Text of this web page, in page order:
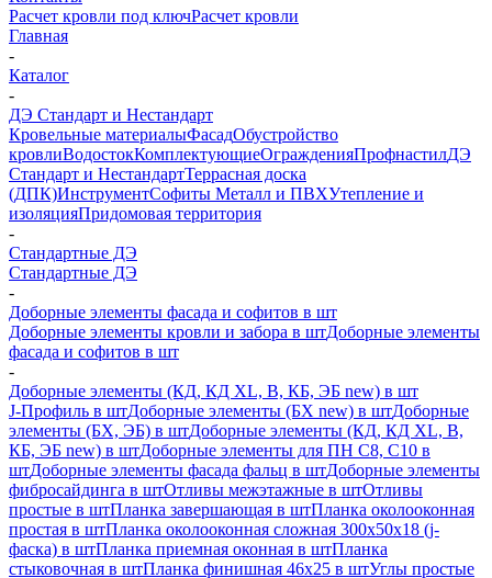
Расчет кровли под ключРасчет кровли
Главная
-
Каталог
-
ДЭ Стандарт и Нестандарт
Кровельные материалыФасадОбустройство
кровлиВодостокКомплектующиеОгражденияПрофнастилДЭ
Стандарт и НестандартТеррасная доска
(ДПК)ИнструментСофиты Металл и ПВХУтепление и
изоляцияПридомовая территория
-
Стандартные ДЭ
Стандартные ДЭ
-
Доборные элементы фасада и софитов в шт
Доборные элементы кровли и забора в штДоборные элементы
фасада и софитов в шт
-
Доборные элементы (КД, КД XL, В, КБ, ЭБ new) в шт
J-Профиль в штДоборные элементы (БХ new) в штДоборные
элементы (БХ, ЭБ) в штДоборные элементы (КД, КД XL, В,
КБ, ЭБ new) в штДоборные элементы для ПН С8, С10 в
штДоборные элементы фасада фальц в штДоборные элементы
фибросайдинга в штОтливы межэтажные в штОтливы
простые в штПланка завершающая в штПланка околооконная
простая в штПланка околооконная сложная 300х50х18 (j-
фаска) в штПланка приемная оконная в штПланка
стыковочная в штПланка финишная 46х25 в штУглы простые